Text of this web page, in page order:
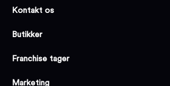
Kontakt os
Butikker
Franchise tager
Marketing